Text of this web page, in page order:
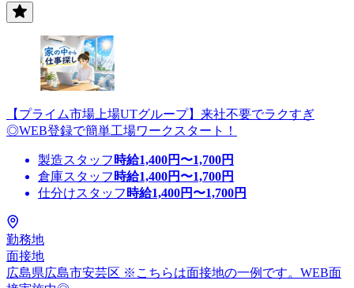
【プライム市場上場UTグループ】来社不要でラクすぎ
◎WEB登録で簡単工場ワークスタート！
製造スタッフ 時給1,400円〜1,700円
倉庫スタッフ 時給1,400円〜1,700円
仕分けスタッフ 時給1,400円〜1,700円
勤務地
面接地
広島県広島市安芸区 ※こちらは面接地の一例です。WEB面